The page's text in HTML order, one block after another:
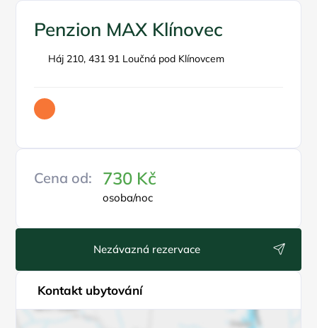
Penzion MAX Klínovec
Háj 210, 431 91 Loučná pod Klínovcem
Cena od: 730 Kč
osoba/noc
Nezávazná rezervace
Kontakt ubytování